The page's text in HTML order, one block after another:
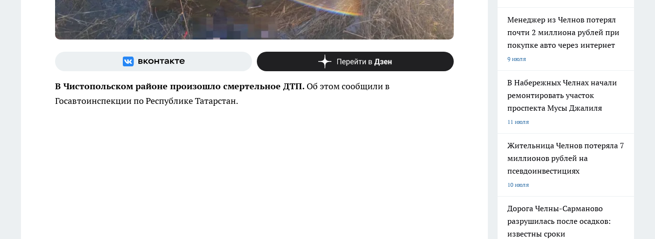
В Чистопольском районе произошло смертельное ДТП. Об этом сообщили в
Госавтоинспекции по Республике Татарстан.
Менеджер из Челнов потерял
почти 2 миллиона рублей при
покупке авто через интернет
9 июля
В Набережных Челнах начали
ремонтировать участок
проспекта Мусы Джалиля
11 июля
Жительница Челнов потеряла 7
миллионов рублей на
псевдоинвестициях
10 июля
Дорога Челны-Сарманово
разрушилась после осадков:
известны сроки